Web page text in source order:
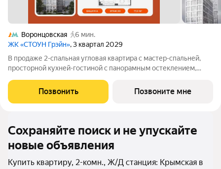
Воронцовская
6 мин.
ЖК «СТОУН Грэйн», 3 квартал 2029
В продаже 2-спальная угловая квартира с мастер-спальней,
просторной кухней-гостиной с панорамным остеклением,
мастер-спальне предусмотрена вместительная зона хранения,
а вторая комната идеально
Позвонить Позвоните мне
Сохраняйте поиск и не упускайте
новые объявления
Купить квартиру, 2-комн., Ж/Д станция: Крымская в